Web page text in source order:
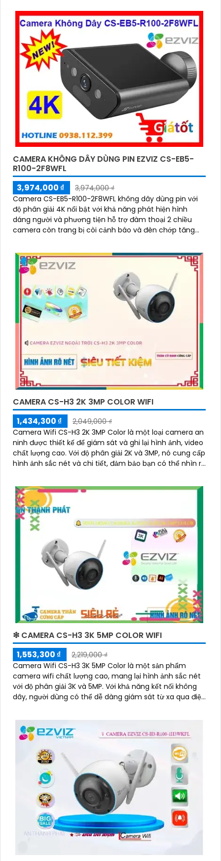
CAMERA KHÔNG DÂY DÙNG PIN EZVIZ CS-EB5-
R100-2F8WFL
3,974,000 ₫
3,974,000 ₫
Camera CS-EB5-R100-2F8WFL không dây dùng pin với
độ phân giải 4K nổi bật với khả năng phát hiện hình
dáng người và phương tiện hỗ trợ đàm thoại 2 chiều
camera còn trang bị còi cảnh báo và đèn chớp tăng
hợp tấm pin năng lượng mặt trời và pin sạc đạt chuẩn
IP65 chống nước và bụi giúp hoạt động bền bỉ trong mọi
điều kiện thời tiết.
CAMERA CS-H3 2K 3MP COLOR WIFI
1,434,300 ₫
2,049,000 ₫
Camera Wifi CS-H3 2K 3MP Color là một loại camera an
ninh được thiết kế để giám sát và ghi lại hình ảnh, video
chất lượng cao. Với độ phân giải 2K và 3MP, nó cung cấp
hình ảnh sắc nét và chi tiết, đảm bảo bạn có thể nhìn rõ
❇ CAMERA CS-H3 3K 5MP COLOR WIFI
1,553,300 ₫
2,219,000 ₫
Camera Wifi CS-H3 3K 5MP Color là một sản phẩm
camera wifi chất lượng cao, mang lại hình ảnh sắc nét
với độ phân giải 3K và 5MP. Với khả năng kết nối không
dây, người dùng có thể dễ dàng giám sát từ xa qua điện